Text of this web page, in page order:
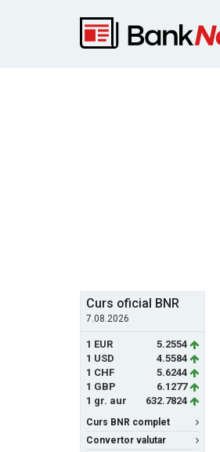
Curs oficial BNR
7.08.2026
1 EUR
5.2554
1 USD
4.5584
1 CHF
5.6244
1 GBP
6.1277
1 gr. aur
632.7824
Curs BNR complet
Convertor valutar